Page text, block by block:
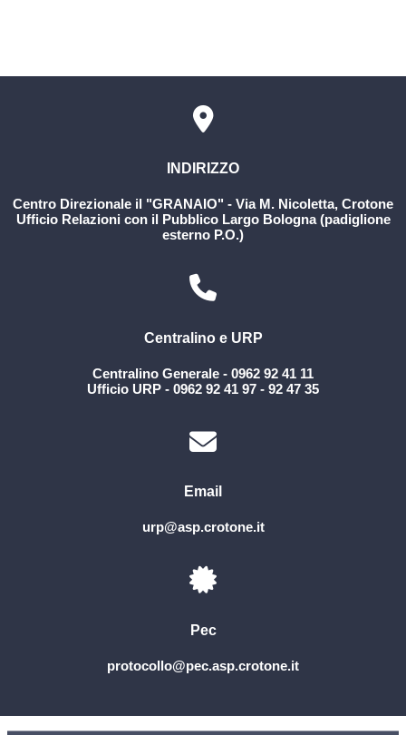
Rischio Clinico
INDIRIZZO
Centro Direzionale il "GRANAIO" - Via M. Nicoletta, Crotone
Ufficio Relazioni con il Pubblico Largo Bologna (padiglione
esterno P.O.)
Centralino e URP
Centralino Generale - 0962 92 41 11
Ufficio URP - 0962 92 41 97 - 92 47 35
Email
urp@asp.crotone.it
Pec
protocollo@pec.asp.crotone.it